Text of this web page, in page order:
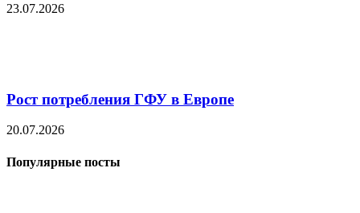
23.07.2026
Рост потребления ГФУ в Европе
20.07.2026
Популярные посты